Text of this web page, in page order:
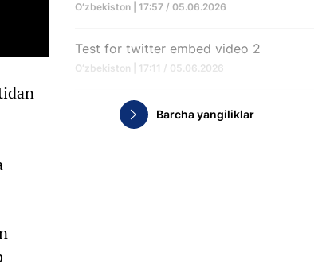
O‘zbekiston | 17:57 / 05.06.2026
Test for twitter embed video 2
O‘zbekiston | 17:11 / 05.06.2026
Barcha yangiliklar